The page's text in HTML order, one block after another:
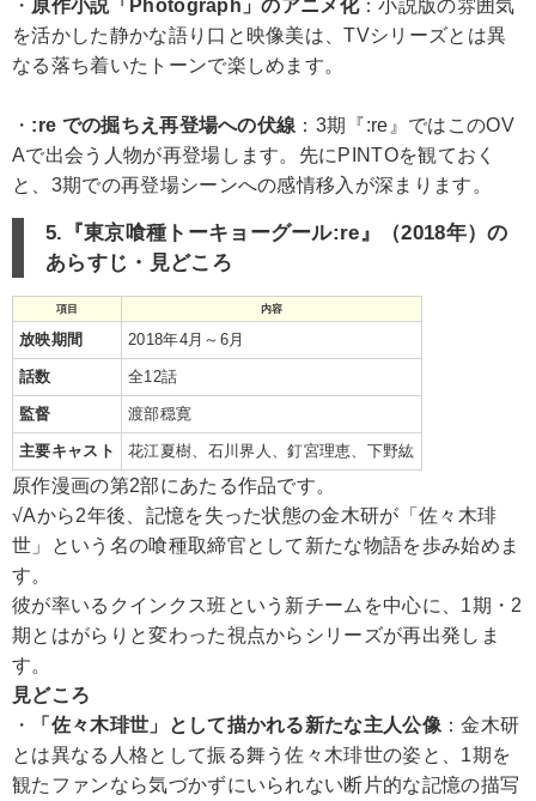
・ 原作小説「Photograph」のアニメ化：小説版の雰囲気
を活かした静かな語り口と映像美は、TVシリーズとは異
なる落ち着いたトーンで楽しめます。
・ :re での掘ちえ再登場への伏線 ：3期『:re』ではこのOV
Aで出会う人物が再登場します。先にPINTOを観ておく
と、3期での再登場シーンへの感情移入が深まります。
5.『東京喰種トーキョーグール:re』（2018年）の
あらすじ・見どころ
項目 内容
放映期間 2018年4月～6月
話数 全12話
監督 渡部穏寛
主要キャスト 花江夏樹、石川界人、釘宮理恵、下野紘
原作漫画の第2部にあたる作品です。
√Aから2年後、記憶を失った状態の金木研が「佐々木琲
世」という名の喰種取締官として新たな物語を歩み始めま
す。
彼が率いるクインクス班という新チームを中心に、1期・2
期とはがらりと変わった視点からシリーズが再出発しま
す。
見どころ
・
「佐々木琲世」として描かれる新たな主人公像 ：金木研
とは異なる人格として振る舞う佐々木琲世の姿と、1期を
観たファンなら気づかずにいられない断片的な記憶の描写